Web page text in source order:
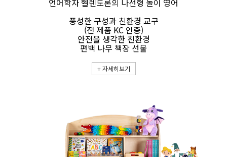
풍성한 구성과 친환경 교구
(전 제품 KC 인증)
안전을 생각한 친환경
편백 나무 책장 선물
+자세히보기